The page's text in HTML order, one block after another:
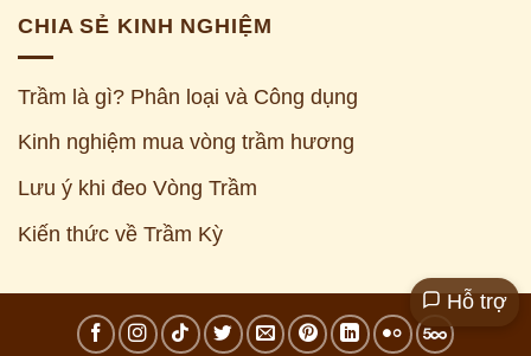
CHIA SẺ KINH NGHIỆM
Trầm là gì? Phân loại và Công dụng
Kinh nghiệm mua vòng trầm hương
Lưu ý khi đeo Vòng Trầm
Kiến thức về Trầm Kỳ
Hỗ trợ